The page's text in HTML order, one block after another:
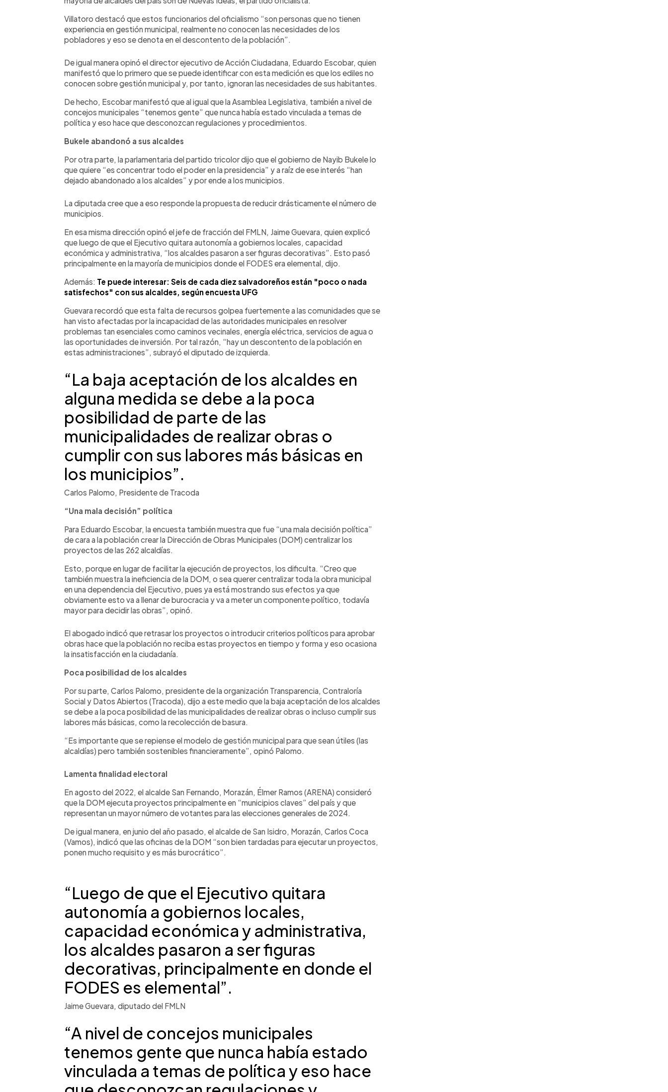
Villatoro destacó que estos funcionarios del oficialismo “son personas que no tienen
experiencia en gestión municipal, realmente no conocen las necesidades de los
pobladores y eso se denota en el descontento de la población”.
De igual manera opinó el director ejecutivo de Acción Ciudadana, Eduardo Escobar, quien
manifestó que lo primero que se puede identificar con esta medición es que los ediles no
conocen sobre gestión municipal y, por tanto, ignoran las necesidades de sus habitantes.
De hecho, Escobar manifestó que al igual que la Asamblea Legislativa, también a nivel de
concejos municipales “tenemos gente” que nunca había estado vinculada a temas de
política y eso hace que desconozcan regulaciones y procedimientos.
Bukele abandonó a sus alcaldes
Por otra parte, la parlamentaria del partido tricolor dijo que el gobierno de Nayib Bukele lo
que quiere “es concentrar todo el poder en la presidencia” y a raíz de ese interés “han
dejado abandonado a los alcaldes” y por ende a los municipios.
La diputada cree que a eso responde la propuesta de reducir drásticamente el número de
municipios.
En esa misma dirección opinó el jefe de fracción del FMLN, Jaime Guevara, quien explicó
que luego de que el Ejecutivo quitara autonomía a gobiernos locales, capacidad
económica y administrativa, “los alcaldes pasaron a ser figuras decorativas”. Esto pasó
principalmente en la mayoría de municipios donde el FODES era elemental, dijo.
Además: Te puede interesar: Seis de cada diez salvadoreños están "poco o nada
satisfechos" con sus alcaldes, según encuesta UFG
Guevara recordó que esta falta de recursos golpea fuertemente a las comunidades que se
han visto afectadas por la incapacidad de las autoridades municipales en resolver
problemas tan esenciales como caminos vecinales, energía eléctrica, servicios de agua o
las oportunidades de inversión. Por tal razón, “hay un descontento de la población en
estas administraciones”, subrayó el diputado de izquierda.
“La baja aceptación de los alcaldes en
alguna medida se debe a la poca
posibilidad de parte de las
municipalidades de realizar obras o
cumplir con sus labores más básicas en
los municipios”.
Carlos Palomo, Presidente de Tracoda
“Una mala decisión” política
Para Eduardo Escobar, la encuesta también muestra que fue “una mala decisión política”
de cara a la población crear la Dirección de Obras Municipales (DOM) centralizar los
proyectos de las 262 alcaldías.
Esto, porque en lugar de facilitar la ejecución de proyectos, los dificulta. “Creo que
también muestra la ineficiencia de la DOM, o sea querer centralizar toda la obra municipal
en una dependencia del Ejecutivo, pues ya está mostrando sus efectos ya que
obviamente esto va a llenar de burocracia y va a meter un componente político, todavía
mayor para decidir las obras”, opinó.
El abogado indicó que retrasar los proyectos o introducir criterios políticos para aprobar
obras hace que la población no reciba estas proyectos en tiempo y forma y eso ocasiona
la insatisfacción en la ciudadanía.
Poca posibilidad de los alcaldes
Por su parte, Carlos Palomo, presidente de la organización Transparencia, Contraloría
Social y Datos Abiertos (Tracoda), dijo a este medio que la baja aceptación de los alcaldes
se debe a la poca posibilidad de las municipalidades de realizar obras o incluso cumplir sus
labores más básicas, como la recolección de basura.
“Es importante que se repiense el modelo de gestión municipal para que sean útiles (las
alcaldías) pero también sostenibles financieramente”, opinó Palomo.
Lamenta finalidad electoral
En agosto del 2022, el alcalde San Fernando, Morazán, Élmer Ramos (ARENA) consideró
que la DOM ejecuta proyectos principalmente en “municipios claves” del país y que
representan un mayor número de votantes para las elecciones generales de 2024.
De igual manera, en junio del año pasado, el alcalde de San Isidro, Morazán, Carlos Coca
(Vamos), indicó que las oficinas de la DOM “son bien tardadas para ejecutar un proyectos,
ponen mucho requisito y es más burocrático”.
“Luego de que el Ejecutivo quitara
autonomía a gobiernos locales,
capacidad económica y administrativa,
los alcaldes pasaron a ser figuras
decorativas, principalmente en donde el
FODES es elemental”.
Jaime Guevara, diputado del FMLN
“A nivel de concejos municipales
tenemos gente que nunca había estado
vinculada a temas de política y eso hace